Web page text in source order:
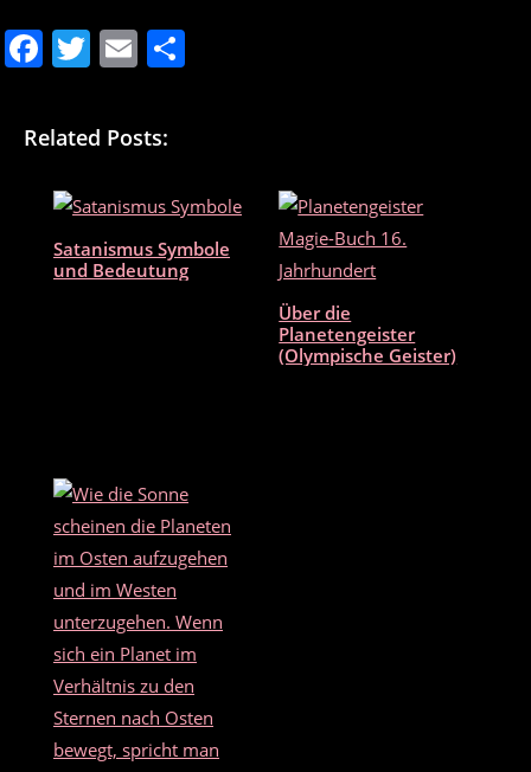
F
c
e
b
o
o
T
itt
er
E
ai
l
Related Posts:
Satanismus Symbole
und Bedeutung
Über die
Planetengeister
(Olympische Geister)